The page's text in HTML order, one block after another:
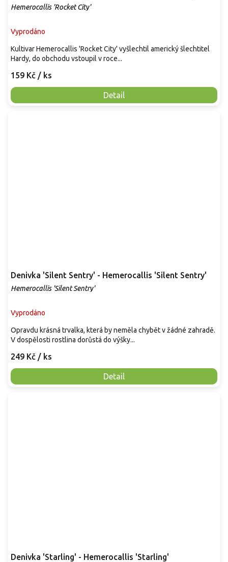
Hemerocallis 'Rocket City'
Vyprodáno
159 Kč / ks
Detail
Kultivar Hemerocallis 'Rocket City' vyšlechtil americký šlechtitel
Hardy, do obchodu vstoupil v roce...
Denivka 'Silent Sentry' - Hemerocallis 'Silent Sentry'
Hemerocallis 'Silent Sentry'
Vyprodáno
249 Kč / ks
Detail
Opravdu krásná trvalka, která by neměla chybět v žádné zahradě.
V dospělosti rostlina dorůstá do výšky...
Denivka 'Starling' - Hemerocallis 'Starling'